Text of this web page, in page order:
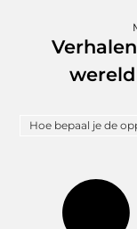
Hoe bepaal je de